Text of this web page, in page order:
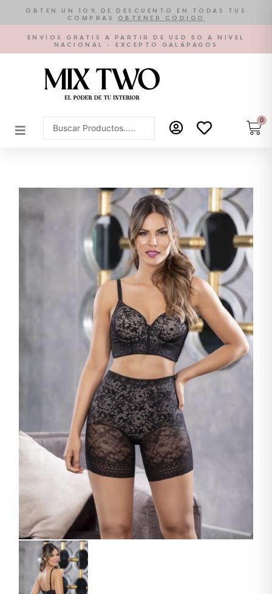
contenido
OBTÉN UN 10% DE DESCUENTO EN TODAS TUS
COMPRAS
OBTENER CÓDIGO
ENVÍOS GRATIS A PARTIR DE USD 50 A NIVEL
NACIONAL - EXCEPTO GALÁPAGOS
Search
...
0